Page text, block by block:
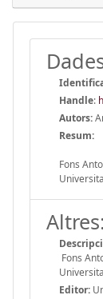
Handle:
Autors:
Resum:
Fons
Altres:
Fons
Editor: